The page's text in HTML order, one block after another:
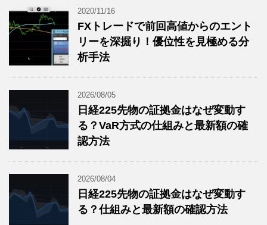
2020/11/16
FXトレードで前回高値からのエント
リーを深掘り！優位性を見極める分
析手法
2026/08/05
日経225先物の証拠金はなぜ変動す
る？VaR方式の仕組みと最新額の確
認方法
2026/08/04
日経225先物の証拠金はなぜ変動す
る？仕組みと最新額の確認方法